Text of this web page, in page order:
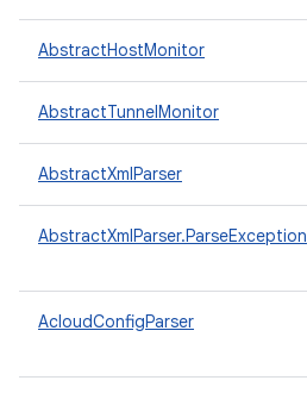
AbstractHostMonitor
AbstractTunnelMonitor
AbstractXmlParser
AbstractXmlParser.ParseException
AcloudConfigParser